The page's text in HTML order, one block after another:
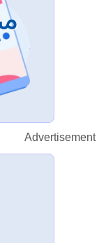
Advertisement